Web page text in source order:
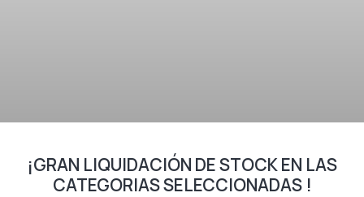
¡GRAN LIQUIDACIÓN DE STOCK EN LAS
CATEGORIAS SELECCIONADAS !